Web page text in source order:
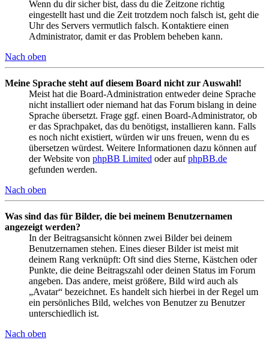
Wenn du dir sicher bist, dass du die Zeitzone richtig
eingestellt hast und die Zeit trotzdem noch falsch ist, geht die
Uhr des Servers vermutlich falsch. Kontaktiere einen
Administrator, damit er das Problem beheben kann.
Nach oben
Meine Sprache steht auf diesem Board nicht zur Auswahl!
Meist hat die Board-Administration entweder deine Sprache
nicht installiert oder niemand hat das Forum bislang in deine
Sprache übersetzt. Frage ggf. einen Board-Administrator, ob
er das Sprachpaket, das du benötigst, installieren kann. Falls
es noch nicht existiert, würden wir uns freuen, wenn du es
übersetzen würdest. Weitere Informationen dazu können auf
der Website von phpBB Limited oder aufphpBB.de
gefunden werden.
Nach oben
Was sind das für Bilder, die bei meinem Benutzernamen
angezeigt werden?
In der Beitragsansicht können zwei Bilder bei deinem
Benutzernamen stehen. Eines dieser Bilder ist meist mit
deinem Rang verknüpft: Oft sind dies Sterne, Kästchen oder
Punkte, die deine Beitragszahl oder deinen Status im Forum
angeben. Das andere, meist größere, Bild wird auch als
„Avatar“ bezeichnet. Es handelt sich hierbei in der Regel um
ein persönliches Bild, welches von Benutzer zu Benutzer
unterschiedlich ist.
Nach oben